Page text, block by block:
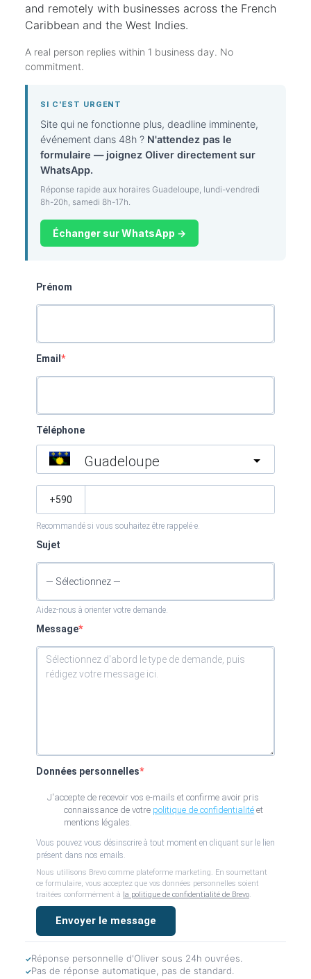
and remotely with businesses across the French
Caribbean and the West Indies.
A real person replies within 1 business day. No
commitment.
Prénom
Email
Téléphone
Guadeloupe
Recommandé si vous souhaitez être rappelé·e.
Sujet
Aidez-nous à orienter votre demande.
Message
Données personnelles
J'accepte de recevoir vos e-mails et confirme avoir pris
connaissance de votre politique de confidentialité et
mentions légales.
Vous pouvez vous désinscrire à tout moment en cliquant sur le lien
présent dans nos emails.
Nous utilisons Brevo comme plateforme marketing. En soumettant
ce formulaire, vous acceptez que vos données personnelles soient
traitées conformément à la politique de confidentialité de Brevo.
Envoyer le message
Réponse personnelle d'Oliver sous 24h ouvrées.
Pas de réponse automatique, pas de standard.
SI C'EST URGENT
Site qui ne fonctionne plus, deadline imminente,
événement dans 48h ? N'attendez pas le
formulaire — joignez Oliver directement sur
WhatsApp.
Réponse rapide aux horaires Guadeloupe, lundi-vendredi
8h-20h, samedi 8h-17h.
Échanger sur WhatsApp →